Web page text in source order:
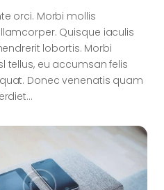
orci. Morbi mollis
Quisque iaculis
lobortis. Morbi
tellus, eu accumsan felis
Donec venenatis quam